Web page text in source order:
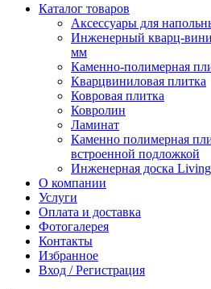
Каталог товаров
Аксессуары для
Инженерный кварц-
мм
Каменно-полимерная
Кварцвиниловая плитка
Ковровая плитка
Ковролин
Ламинат
Каменно полимерная
встроенной подложкой
Инженерная доска
О компании
Услуги
Оплата и доставка
Фотогалерея
Контакты
Избранное
Вход / Регистрация